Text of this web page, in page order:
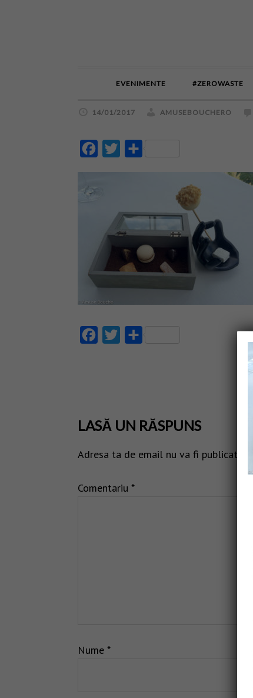
EVENIMENTE #ZEROWASTE
14/01/2017 AMUSEBOUCHERO
FacebookTwitter
FacebookTwitter
LASĂ UN RĂSPUNS
Adresa ta de email nu va fi publicată.
Comentariu *
Nume *